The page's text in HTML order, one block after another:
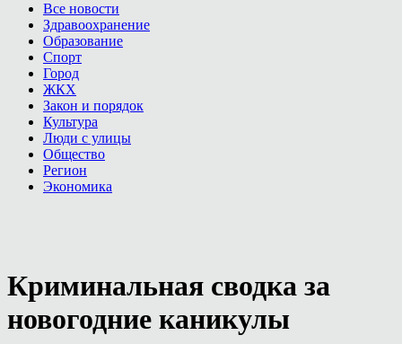
Все новости
Здравоохранение
Образование
Спорт
Город
ЖКХ
Закон и порядок
Культура
Люди с улицы
Общество
Регион
Экономика
Криминальная сводка за
новогодние каникулы